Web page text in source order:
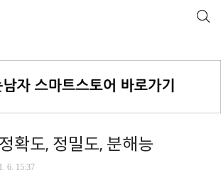
확도, 정밀도, 분해능
6. 15:37